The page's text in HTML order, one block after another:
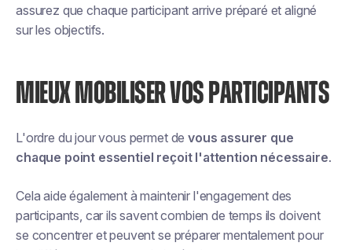
assurez que chaque participant arrive préparé et aligné
sur les objectifs.
MIEUX MOBILISER VOS PARTICIPANTS
L'ordre du jour vous permet devous assurer que
chaque point essentiel reçoit l'attention nécessaire.
Cela aide également à maintenir l'engagement des
participants, car ils savent combien de temps ils doivent
se concentrer et peuvent se préparer mentalement pour